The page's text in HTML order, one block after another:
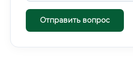
Отправить вопрос